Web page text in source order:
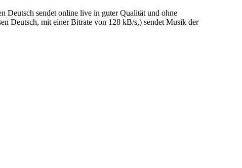
Deutsch sendet online live in guter Qualität und ohne
Deutsch, mit einer Bitrate von 128 kB/s,) sendet Musik der